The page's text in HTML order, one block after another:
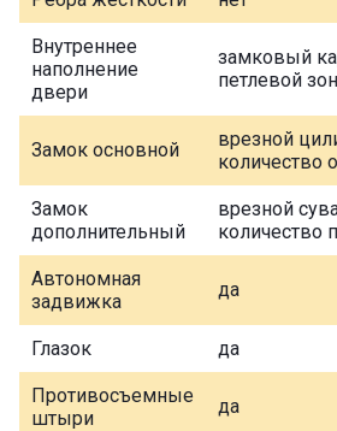
Внутреннее
наполнение
двери
замковый
петлевой
Замок основной
врезной
количество
Замок
дополнительный
врезной
количество
Автономная
задвижка
да
Глазок да
Противосъемные
штыри
да